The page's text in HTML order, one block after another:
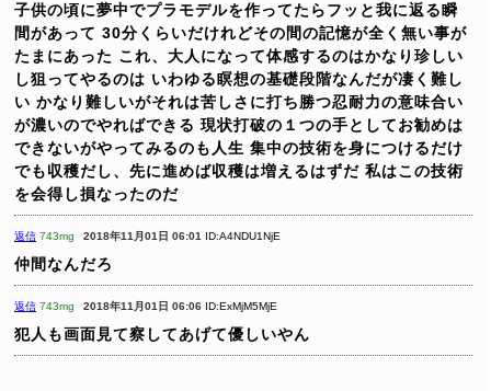
子供の頃に夢中でプラモデルを作ってたらフッと我に返る瞬
間があって 30分くらいだけれどその間の記憶が全く無い事が
たまにあった これ、大人になって体感するのはかなり珍しい
し狙ってやるのは いわゆる瞑想の基礎段階なんだが凄く難し
い かなり難しいがそれは苦しさに打ち勝つ忍耐力の意味合い
が濃いのでやればできる 現状打破の１つの手としてお勧めは
できないがやってみるのも人生 集中の技術を身につけるだけ
でも収穫だし、先に進めば収穫は増えるはずだ 私はこの技術
を会得し損なったのだ
返信 743mg 2018年11月01日 06:01 ID:A4NDU1NjE
仲間なんだろ
返信 743mg 2018年11月01日 06:06 ID:ExMjM5MjE
犯人も画面見て察してあげて優しいやん